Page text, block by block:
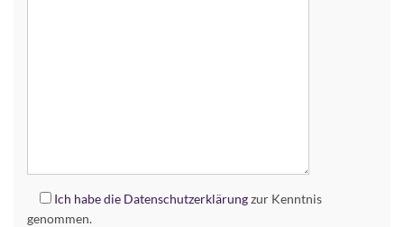
Ich habe die Datenschutzerklärungzur Kenntnis
genommen.